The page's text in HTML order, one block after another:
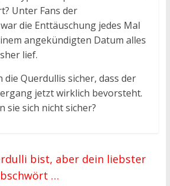
Unter Fans der
die Enttäuschung jedes Mal
angekündigten Datum alles
lief.
die Querdullis sicher, dass der
jetzt wirklich bevorsteht.
sie sich nicht sicher?
bist, aber dein liebster
…